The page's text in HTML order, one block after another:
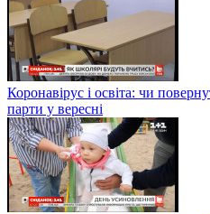
Коронавірус і освіта: чи
парти у вересні